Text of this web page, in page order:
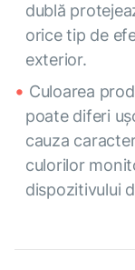
dublă
orice tip de
exterior.
Culoarea
poate diferi
cauza
culorilor
dispozitivului